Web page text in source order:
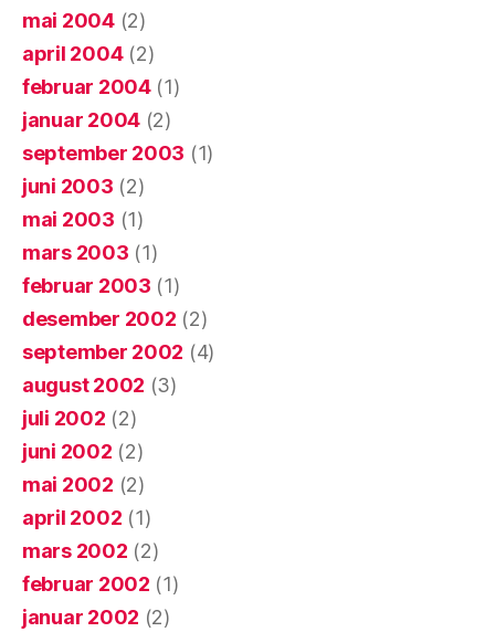
mai 2004(2)
april 2004(2)
februar 2004(1)
januar 2004 (2)
september 2003 (1)
juni 2003 (2)
mai 2003 (1)
mars 2003 (1)
februar 2003 (1)
desember 2002 (2)
september 2002 (4)
august 2002 (3)
juli 2002 (2)
juni 2002 (2)
mai 2002 (2)
april 2002 (1)
mars 2002 (2)
februar 2002 (1)
januar 2002 (2)